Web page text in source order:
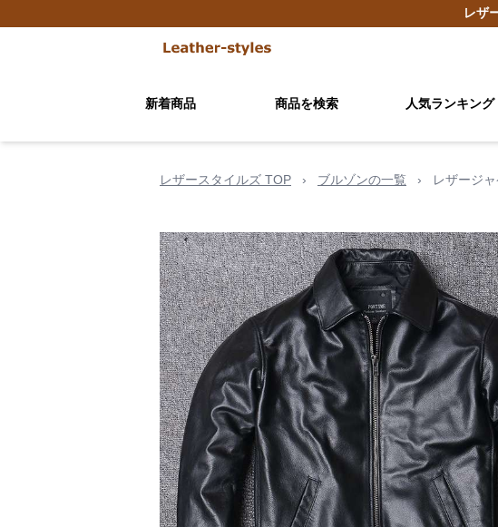
レザ
新着商品 商品を検索 人気ランキング
レザースタイルズ TOP › ブルゾンの一覧 › レザージ